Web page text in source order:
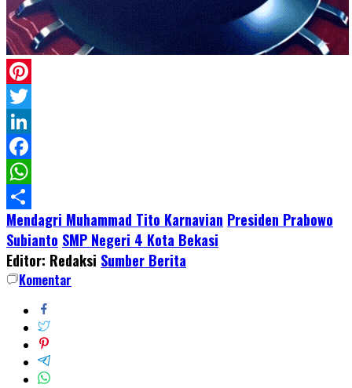
Pinterest
Twitter
LinkedIn
Facebook
WhatsApp
Share
Mendagri Muhammad Tito Karnavian Presiden Prabowo
Subianto SMP Negeri 4 Kota Bekasi
Editor: Redaksi Sumber Berita
Komentar